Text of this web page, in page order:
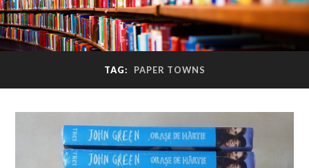
TAG: PAPER TOWNS